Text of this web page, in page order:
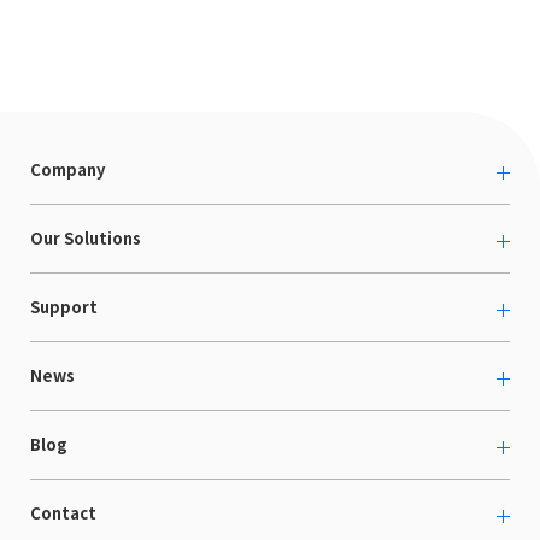
Company
About us
カルチャー
採用情報
Our Solutions
越境ECコンサルティング
Shopee支援
LaunchCart
海外向けホームページ制作
Support
お役立ち資料
セミナー情報
News
プレスリリース
イベント
ニュース
Blog
ECブログ
Contact